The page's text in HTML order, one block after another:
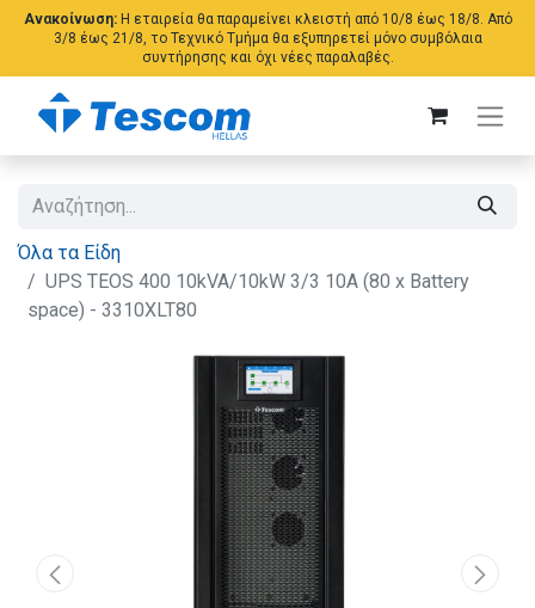
Ανακοίνωση:Η εταιρεία θα παραμείνει κλειστή από 10/8 έως 18/8. Από
3/8 έως 21/8, το Τεχνικό Τμήμα θα εξυπηρετεί μόνο συμβόλαια
συντήρησης και όχι νέες παραλαβές.
Όλα τα Είδη
UPS TEOS 400 10kVA/10kW 3/3 10A (80 x Battery
space) - 3310XLT80